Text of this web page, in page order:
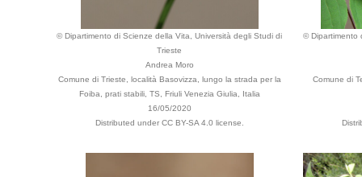
© Dipartimento di Scienze della Vita, Università degli Studi di
Trieste
Andrea Moro
Comune di Trieste, località Basovizza, lungo la strada per la
Foiba, prati stabili, TS, Friuli Venezia Giulia, Italia
16/05/2020
Distributed under CC BY-SA 4.0 license.
© Dipartimento
Comune di